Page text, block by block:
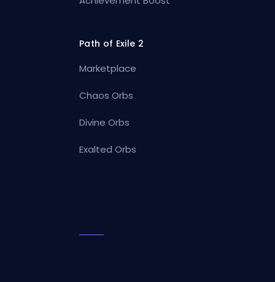
Path of Exile 2
Marketplace
Chaos Orbs
Divine Orbs
Exalted Orbs